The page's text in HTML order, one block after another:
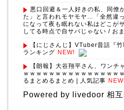
悪口回避＆一人好きの私、同僚
た」と言われモヤモヤ…「全然違
になって夜も眠れない私はどこが
してる時点で自サバじゃない / お
【にじさんじ】VTuber昔話『
ランキング NEW!
【朗報】大谷翔平さん、ワンチ
ｗｗｗｗｗｗｗｗｗｗｗｗｗｗｗ
るまとめるまとめ | 人気記事
Powered by livedoor 相